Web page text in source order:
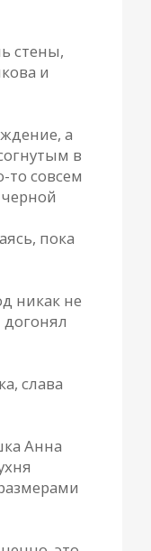
стены,
и
а
в
то совсем
пока
никак не
слава
Анна